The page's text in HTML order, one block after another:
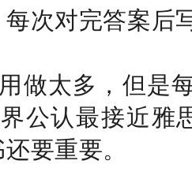
每次对完答案后
用做太多，但是
公认最接近雅
要重要。